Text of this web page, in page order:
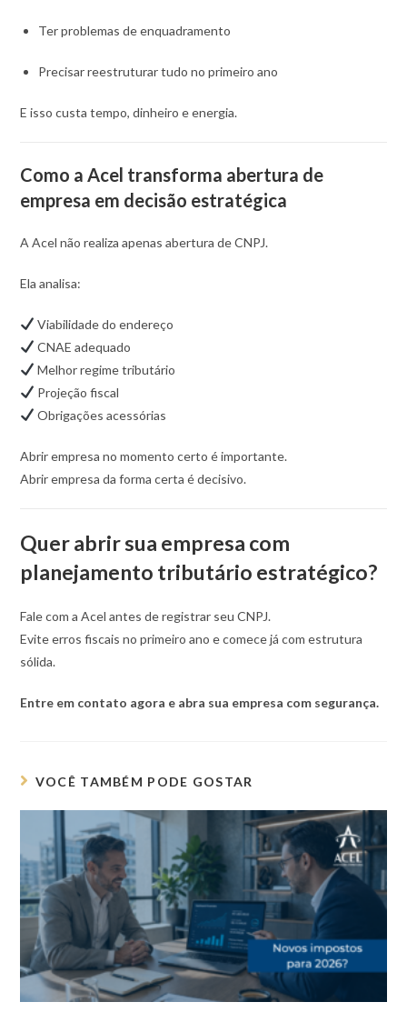
Ter problemas de enquadramento
Precisar reestruturar tudo no primeiro ano
E isso custa tempo, dinheiro e energia.
Como a Acel transforma abertura de
empresa em decisão estratégica
A Acel não realiza apenas abertura de CNPJ.
Ela analisa:
Viabilidade do endereço
CNAE adequado
Melhor regime tributário
Projeção fiscal
Obrigações acessórias
Abrir empresa no momento certo é importante.
Abrir empresa da forma certa é decisivo.
Quer abrir sua empresa com
planejamento tributário estratégico?
Fale com a Acel antes de registrar seu CNPJ.
Evite erros fiscais no primeiro ano e comece já com estrutura
sólida.
Entre em contato agora e abra sua empresa com segurança.
VOCÊ TAMBÉM PODE GOSTAR